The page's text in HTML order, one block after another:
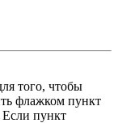
того, чтобы
флажком пункт
Если пункт